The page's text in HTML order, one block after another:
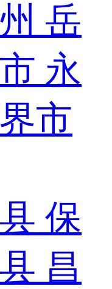
岳
永
市
保
昌